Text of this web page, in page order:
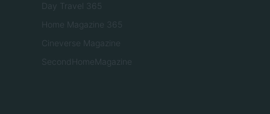
Day Travel 365
Home Magazine 365
Cineverse Magazine
SecondHomeMagazine